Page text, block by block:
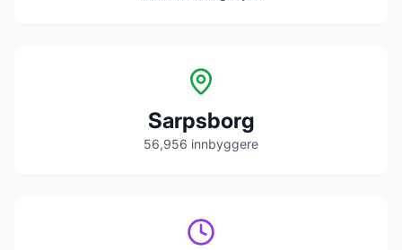
Sarpsborg
56,956 innbyggere